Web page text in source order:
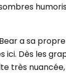
a sa
Dès les
très